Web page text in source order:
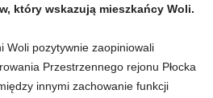
który wskazują mieszkańcy Woli.
Woli pozytywnie zaopiniowali
Przestrzennego rejonu Płocka
innymi zachowanie funkcji